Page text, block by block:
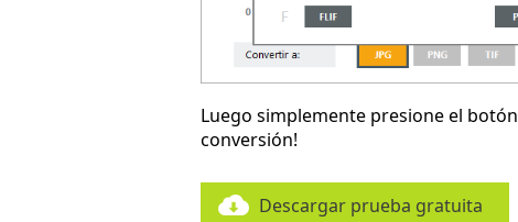
Luego simplemente presione el botón
conversión!
Descargar prueba gratuita